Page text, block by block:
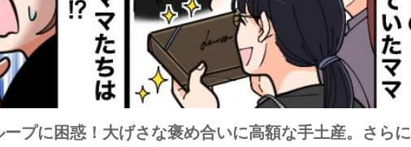
プに困惑！大げさな褒め合いに高額な手土産。さらに